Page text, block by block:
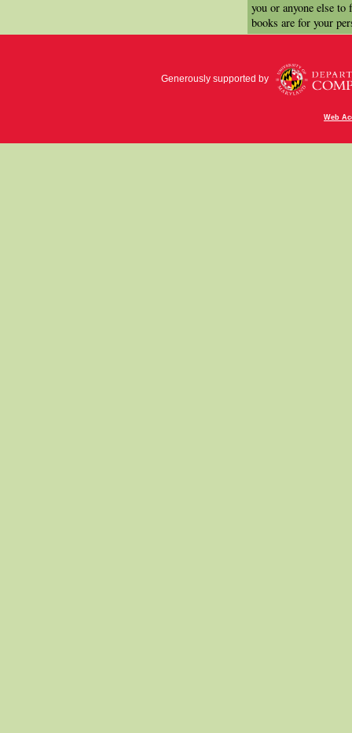
you or anyone else
books are for your
Generously supported by
Web